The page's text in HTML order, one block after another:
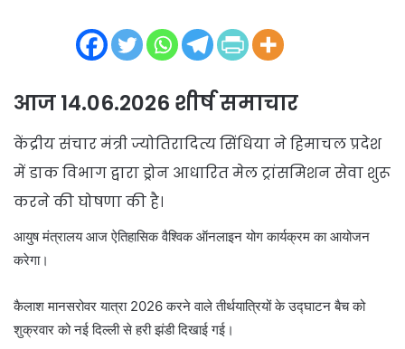
आज 14.06.2026 शीर्ष समाचार
केंद्रीय संचार मंत्री ज्योतिरादित्य सिंधिया ने हिमाचल प्रदेश
में डाक विभाग द्वारा ड्रोन आधारित मेल ट्रांसमिशन सेवा शुरू
करने की घोषणा की है।
आयुष मंत्रालय आज ऐतिहासिक वैश्विक ऑनलाइन योग कार्यक्रम का आयोजन
करेगा।
कैलाश मानसरोवर यात्रा 2026 करने वाले तीर्थयात्रियों के उद्घाटन बैच को
शुक्रवार को नई दिल्ली से हरी झंडी दिखाई गई।